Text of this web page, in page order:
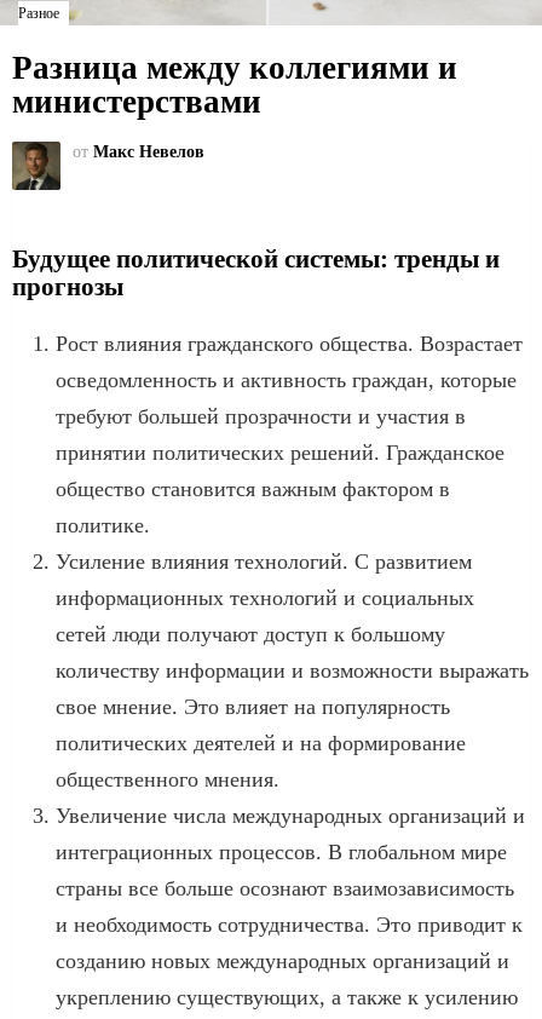
Разное
Разница между коллегиями и
министерствами
от Макс Невелов
Будущее политической системы: тренды и
прогнозы
Рост влияния гражданского общества. Возрастает
осведомленность и активность граждан, которые
требуют большей прозрачности и участия в
принятии политических решений. Гражданское
общество становится важным фактором в
политике.
Усиление влияния технологий. С развитием
информационных технологий и социальных
сетей люди получают доступ к большому
количеству информации и возможности выражать
свое мнение. Это влияет на популярность
политических деятелей и на формирование
общественного мнения.
Увеличение числа международных организаций и
интеграционных процессов. В глобальном мире
страны все больше осознают взаимозависимость
и необходимость сотрудничества. Это приводит к
созданию новых международных организаций и
укреплению существующих, а также к усилению